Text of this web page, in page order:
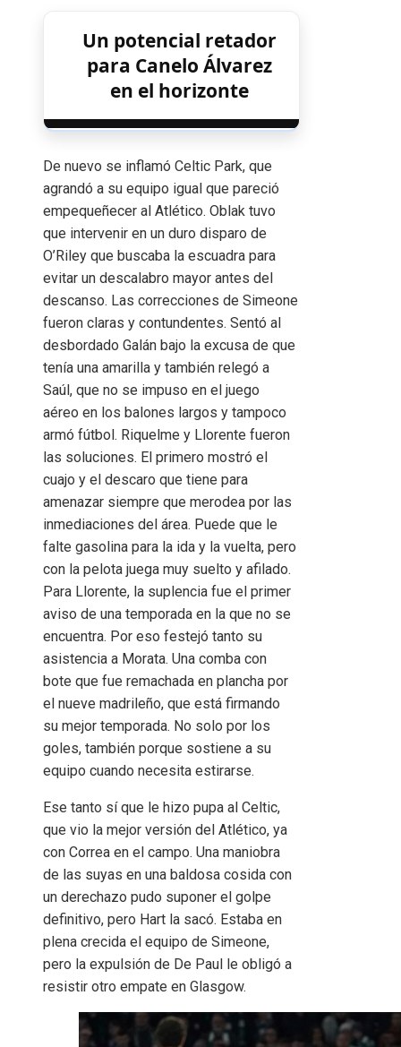
Un potencial retador
para Canelo Álvarez
en el horizonte
De nuevo se inflamó Celtic Park, que
agrandó a su equipo igual que pareció
empequeñecer al Atlético. Oblak tuvo
que intervenir en un duro disparo de
O’Riley que buscaba la escuadra para
evitar un descalabro mayor antes del
descanso. Las correcciones de Simeone
fueron claras y contundentes. Sentó al
desbordado Galán bajo la excusa de que
tenía una amarilla y también relegó a
Saúl, que no se impuso en el juego
aéreo en los balones largos y tampoco
armó fútbol. Riquelme y Llorente fueron
las soluciones. El primero mostró el
cuajo y el descaro que tiene para
amenazar siempre que merodea por las
inmediaciones del área. Puede que le
falte gasolina para la ida y la vuelta, pero
con la pelota juega muy suelto y afilado.
Para Llorente, la suplencia fue el primer
aviso de una temporada en la que no se
encuentra. Por eso festejó tanto su
asistencia a Morata. Una comba con
bote que fue remachada en plancha por
el nueve madrileño, que está firmando
su mejor temporada. No solo por los
goles, también porque sostiene a su
equipo cuando necesita estirarse.
Ese tanto sí que le hizo pupa al Celtic,
que vio la mejor versión del Atlético, ya
con Correa en el campo. Una maniobra
de las suyas en una baldosa cosida con
un derechazo pudo suponer el golpe
definitivo, pero Hart la sacó. Estaba en
plena crecida el equipo de Simeone,
pero la expulsión de De Paul le obligó a
resistir otro empate en Glasgow.